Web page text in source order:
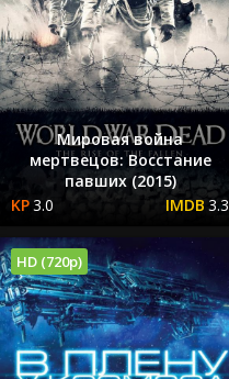
Мировая война
мертвецов: Восстание
павших (2015)
3.0
3.3
HD (720p)